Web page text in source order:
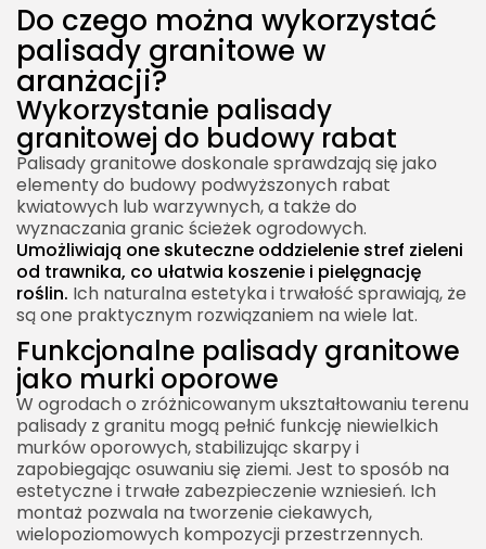
Do czego można wykorzystać
palisady granitowe w
aranżacji?
Wykorzystanie palisady
granitowej do budowy rabat
Palisady granitowe doskonale sprawdzają się jako
elementy do budowy podwyższonych rabat
kwiatowych lub warzywnych, a także do
wyznaczania granic ścieżek ogrodowych.
Umożliwiają one skuteczne oddzielenie stref zieleni
od trawnika, co ułatwia koszenie i pielęgnację
roślin. Ich naturalna estetyka i trwałość sprawiają, że
są one praktycznym rozwiązaniem na wiele lat.
Funkcjonalne palisady granitowe
jako murki oporowe
W ogrodach o zróżnicowanym ukształtowaniu terenu
palisady z granitu mogą pełnić funkcję niewielkich
murków oporowych, stabilizując skarpy i
zapobiegając osuwaniu się ziemi. Jest to sposób na
estetyczne i trwałe zabezpieczenie wzniesień. Ich
montaż pozwala na tworzenie ciekawych,
wielopoziomowych kompozycji przestrzennych.
Jak stworzyć efektowne schody ogrodowe z
palisad granitowych?
Projektowanie schodów z palisad granitowych
Układanie palisad granitowych jako stopni
Zabezpieczenie konstrukcji z palisad
granitowych
Na co zwrócić uwagę przy wyborze odpowiedniej
palisady?
Wykończenie powierzchni palisady granitowej
Wysokość palisady granitowej a jej
zastosowanie